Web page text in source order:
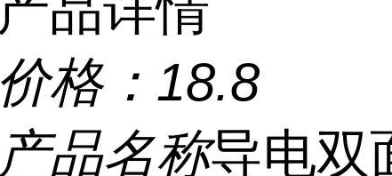
价格： 18.8
产品名称导电双